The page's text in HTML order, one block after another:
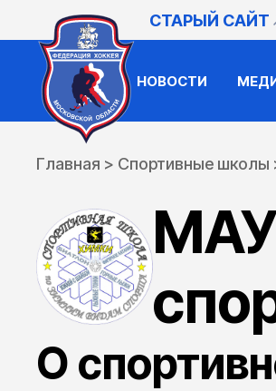
СТАРЫЙ САЙТ
НОВОСТИ
Главная > Спортивные школы
О